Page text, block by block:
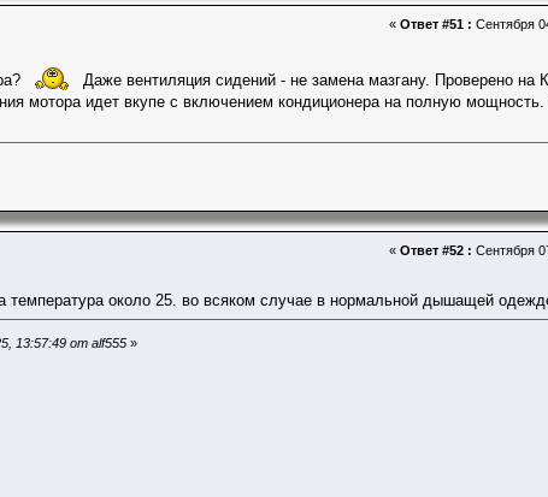
« Ответ #51 : Сентября
Даже вентиляция сидений - не замена мазгану. Проверено на
мотора идет вкупе с включением кондиционера на полную
« Ответ #52 : Сентября
температура около 25. во всяком случае в нормальной дышащей
13:57:49 от alf555»